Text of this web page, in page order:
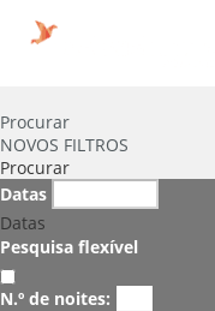
Procurar
NOVOS FILTROS
Procurar
Datas
Datas
Pesquisa flexível
N.º de noites: